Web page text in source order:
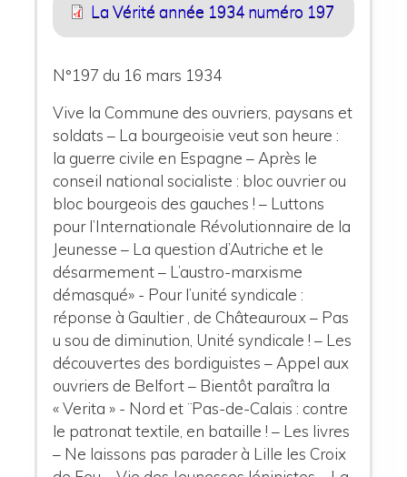
La Vérité année 1934 numéro 197
N°197 du 16 mars 1934
Vive la Commune des ouvriers, paysans et
soldats – La bourgeoisie veut son heure :
la guerre civile en Espagne – Après le
conseil national socialiste : bloc ouvrier ou
bloc bourgeois des gauches ! – Luttons
pour l’Internationale Révolutionnaire de la
Jeunesse – La question d’Autriche et le
désarmement – L’austro-marxisme
démasqué» - Pour l’unité syndicale :
réponse à Gaultier , de Châteauroux – Pas
u sou de diminution, Unité syndicale ! – Les
découvertes des bordiguistes – Appel aux
ouvriers de Belfort – Bientôt paraîtra la
« Verita » - Nord et ¨Pas-de-Calais : contre
le patronat textile, en bataille ! – Les livres
– Ne laissons pas parader à Lille les Croix